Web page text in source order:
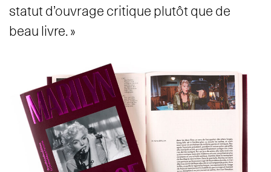
statut d’ouvrage critique plutôt que de
beau livre. »